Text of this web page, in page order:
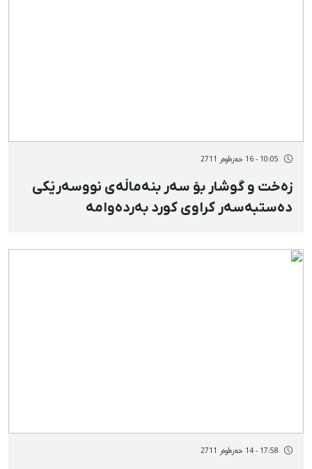
10:05 - 16 خەزەڵوەر 2711
زەخت و گوشار بۆ سەر بنەماڵەی نووسەرێكی
دەستبەسەر كراوی كورد بەردەوامە
17:58 - 14 خەزەڵوەر 2711